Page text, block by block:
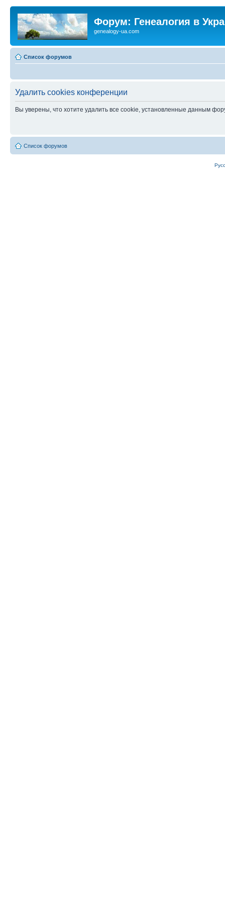
Форум: Генеалогия в
genealogy-ua.com
Список форумов
Удалить cookies конференции
Вы уверены, что хотите удалить все cookie, установленные данным
Список форумов